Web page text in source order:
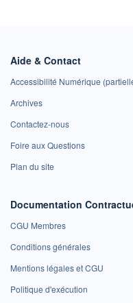
Aide & Contact
Accessibilité Numérique
Archives
Contactez-nous
Foire aux Questions
Plan du site
Documentation
CGU Membres
Conditions générales
Mentions légales et CGU
Politique d'exécution